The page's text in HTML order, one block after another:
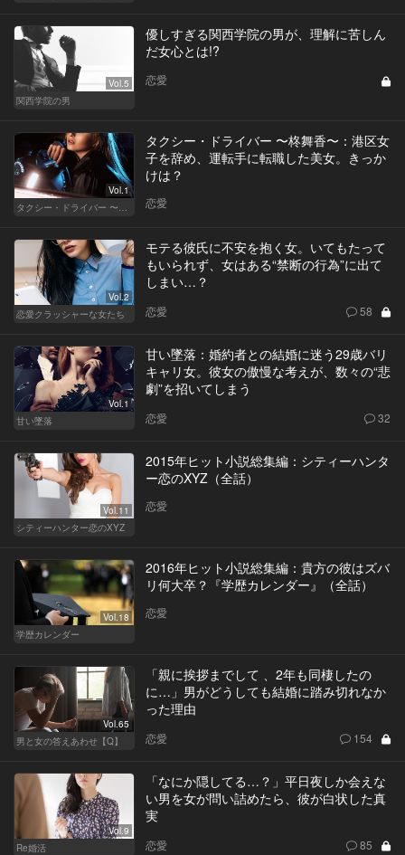
Vol.5
関西学院の男
優しすぎる関西学院の男が、理解に苦しん
だ女心とは!?
恋愛
Vol.1
タクシー・ドライバー 〜柊舞香〜：港区女
子を辞め、運転手に転職した美女。きっか
けは？
恋愛
Vol.2
恋愛クラッシャーな女たち
モテる彼氏に不安を抱く女。いてもたって
もいられず、女はある“禁断の行為”に出て
しまい…？
恋愛 58
Vol.1
甘い墜落
甘い墜落：婚約者との結婚に迷う29歳バリ
キャリ女。彼女の傲慢な考えが、数々の“悲
劇”を招いてしまう
恋愛 32
Vol.11
シティーハンター恋のXYZ
2015年ヒット小説総集編：シティーハンタ
ー恋のXYZ（全話）
恋愛
Vol.18
学歴カレンダー
2016年ヒット小説総集編：貴方の彼はズバ
リ何大卒？『学歴カレンダー』（全話）
恋愛
Vol.65
男と女の答えあわせ【Q】
「親に挨拶までして 、2年も同棲したの
に…」男がどうしても結婚に踏み切れなか
った理由
恋愛 154
Vol.9
Re婚活
「なにか隠してる…？」平日夜しか会えな
い男を女が問い詰めたら、彼が白状した真
実
恋愛 85